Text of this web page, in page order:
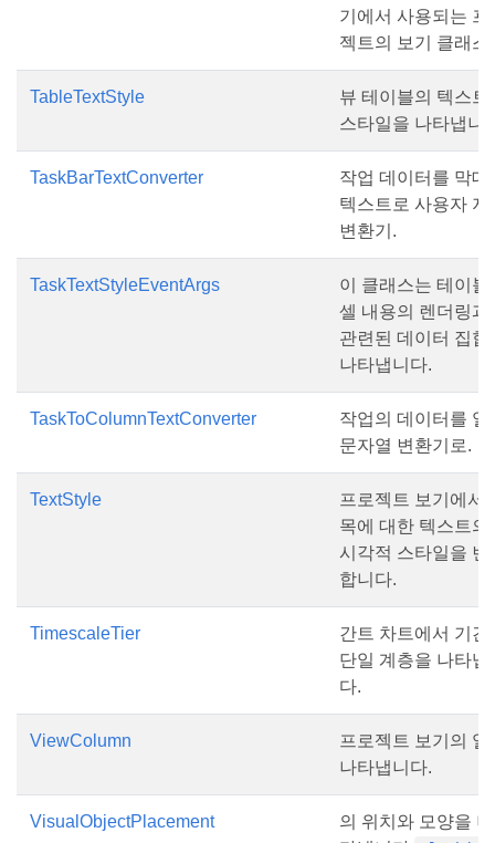
기에서 사용되는 프
젝트의 보기 클래스.
TableTextStyle
뷰 테이블의 텍스트
스타일을 나타냅니
TaskBarTextConverter
작업 데이터를 막대
텍스트로 사용자 지
변환기.
TaskTextStyleEventArgs
이 클래스는 테이블
셀 내용의 렌더링과
관련된 데이터 집합
나타냅니다.
TaskToColumnTextConverter
작업의 데이터를 열
문자열 변환기로.
TextStyle
프로젝트 보기에서
목에 대한 텍스트의
시각적 스타일을 변
합니다.
TimescaleTier
간트 차트에서 기간
단일 계층을 나타냅
다.
ViewColumn
프로젝트 보기의 열
나타냅니다.
VisualObjectPlacement
의 위치와 모양을 나